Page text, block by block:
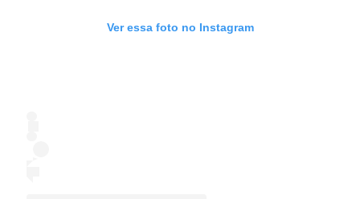
Ver essa foto no Instagram